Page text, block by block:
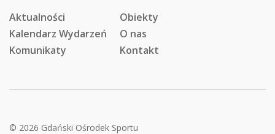
Aktualności
Obiekty
Kalendarz Wydarzeń
O nas
Komunikaty
Kontakt
© 2026 Gdański Ośrodek Sportu